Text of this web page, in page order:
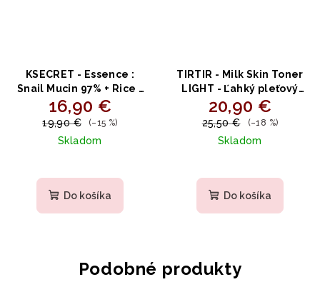
KSECRET - Essence :
Snail Mucin 97% + Rice -
Upokojujúce hydratačné
sérum so slimáčím
slizom a ryžou 100 ml
16,90 €
19,90 € (–15 %)
Skladom
hodnotenie
produktu
hviezdičiek.
Do košíka
TIRTIR - Milk Skin Toner
LIGHT - Ľahký pleťový
toner s ryžovým
extraktom 150ml
20,90 €
25,50 € (–18 %)
Skladom
hodnotenie
produktu
hviezdičiek.
Do košíka
Podobné produkty